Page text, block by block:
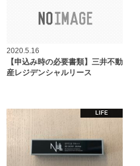
2020.5.16
【申込み時の必要書類】三井不動
産レジデンシャルリース
LIFE